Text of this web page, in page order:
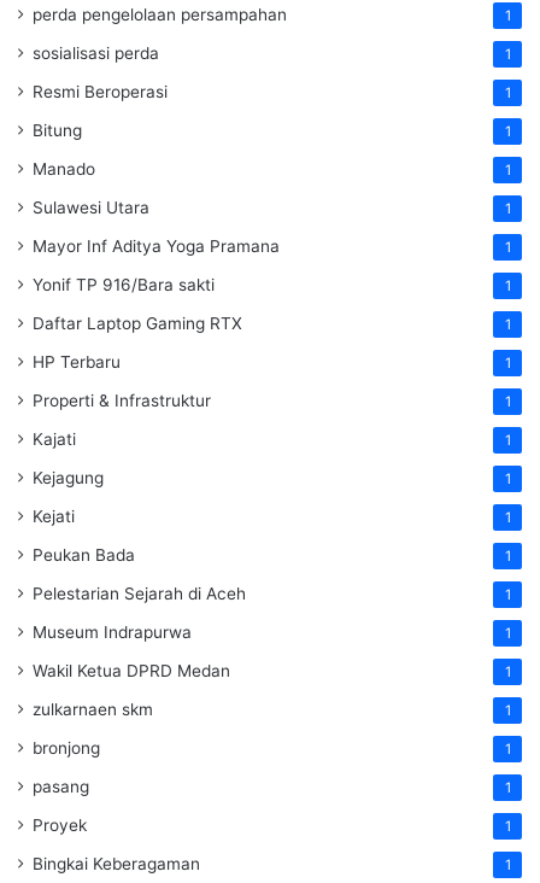
perda pengelolaan persampahan 1
sosialisasi perda 1
Resmi Beroperasi 1
Bitung 1
Manado 1
Sulawesi Utara 1
Mayor Inf Aditya Yoga Pramana 1
Yonif TP 916/Bara sakti 1
Daftar Laptop Gaming RTX 1
HP Terbaru 1
Properti & Infrastruktur 1
Kajati 1
Kejagung 1
Kejati 1
Peukan Bada 1
Pelestarian Sejarah di Aceh 1
Museum Indrapurwa 1
Wakil Ketua DPRD Medan 1
zulkarnaen skm 1
bronjong 1
pasang 1
Proyek 1
Bingkai Keberagaman 1